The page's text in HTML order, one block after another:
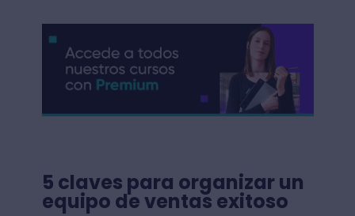
5 claves para organizar un
equipo de ventas exitoso